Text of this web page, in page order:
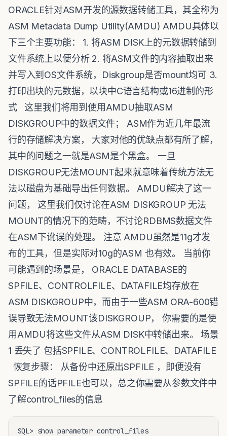
ORACLE针对ASM开发的源数据转储工具，其全称为
ASM Metadata Dump Utility(AMDU) AMDU具体以
下三个主要功能： 1. 将ASM DISK上的元数据转储到
文件系统上以便分析 2. 将ASM文件的内容抽取出来
并写入到OS文件系统，Diskgroup是否mount均可 3.
打印出块的元数据，以块中C语言结构或16进制的形
式 这里我们将用到使用AMDU抽取ASM
DISKGROUP中的数据文件； ASM作为近几年最流
行的存储解决方案， 大家对他的优缺点都有所了解，
其中的问题之一就是ASM是个黑盒。 一旦
DISKGROUP无法MOUNT起来就意味着传统方法无
法以磁盘为基础导出任何数据。 AMDU解决了这一
问题， 这里我们仅讨论在ASM DISKGROUP 无法
MOUNT的情况下的范畴，不讨论RDBMS数据文件
在ASM下讹误的处理。 注意 AMDU虽然是11g才发
布的工具，但是实际对10g的ASM 也有效。 当前你
可能遇到的场景是， ORACLE DATABASE的
SPFILE、CONTROLFILE、DATAFILE均存放在
ASM DISKGROUP中，而由于一些ASM ORA-600错
误导致无法MOUNT该DISKGROUP， 你需要的是使
用AMDU将这些文件从ASM DISK中转储出来。 场景
1 丢失了 包括SPFILE、CONTROLFILE、DATAFILE
恢复步骤： 从备份中还原出SPFILE ，即便没有
SPFILE的话PFILE也可以，总之你需要从参数文件中
了解control_files的信息
SQL> show parameter control_files